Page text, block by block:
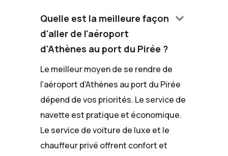
Quelle est la meilleure façon
d'aller de l'aéroport
d'Athènes au port du Pirée ?
keyboard_arrow_down
Le meilleur moyen de se rendre de
l'aéroport d'Athènes au port du Pirée
dépend de vos priorités. Le service de
navette est pratique et économique.
Le service de voiture de luxe et le
chauffeur privé offrent confort et